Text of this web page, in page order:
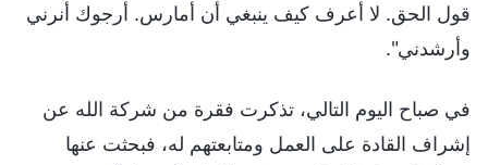
قول الحق. لا أعرف كيف ينبغي أن أمارس. أرجوك أنرني
وأرشدني".
في صباح اليوم التالي، تذكرت فقرة من شركة الله عن
إشراف القادة على العمل ومتابعتهم له، فبحثت عنها